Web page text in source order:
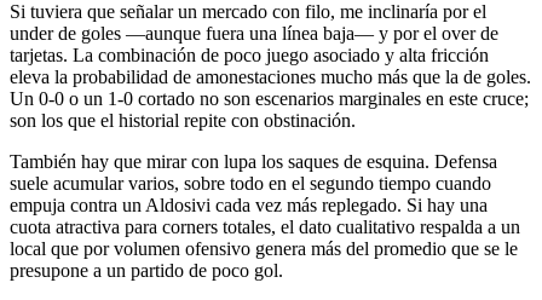
Si tuviera que señalar un mercado con filo, me inclinaría por el
under de goles —aunque fuera una línea baja— y por el over de
tarjetas. La combinación de poco juego asociado y alta fricción
eleva la probabilidad de amonestaciones mucho más que la de goles.
Un 0-0 o un 1-0 cortado no son escenarios marginales en este cruce;
son los que el historial repite con obstinación.
También hay que mirar con lupa los saques de esquina. Defensa
suele acumular varios, sobre todo en el segundo tiempo cuando
empuja contra un Aldosivi cada vez más replegado. Si hay una
cuota atractiva para corners totales, el dato cualitativo respalda a un
local que por volumen ofensivo genera más del promedio que se le
presupone a un partido de poco gol.